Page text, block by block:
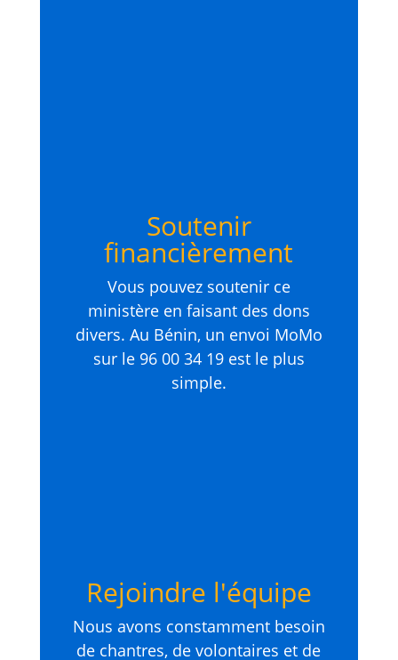
Soutenir
financièrement
Vous pouvez soutenir ce
ministère en faisant des dons
divers. Au Bénin, un envoi MoMo
sur le 96 00 34 19 est le plus
simple.
Rejoindre l'équipe
Nous avons constamment besoin
de chantres, de volontaires et de